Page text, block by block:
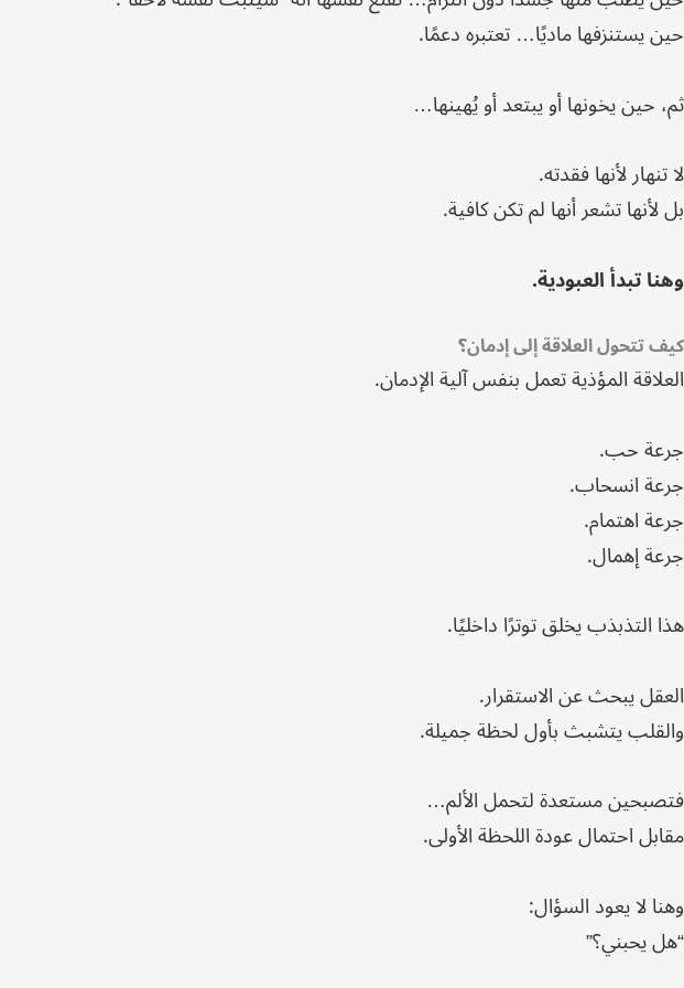
حين يستنزفها ماديًا… تعتبره دعمًا.
ثم، حين يخونها أو يبتعد أو يُهينها…
لا تنهار لأنها فقدته.
بل لأنها تشعر أنها لم تكن كافية.
وهنا تبدأ العبودية.
كيف تتحول العلاقة إلى إدمان؟
العلاقة المؤذية تعمل بنفس آلية الإدمان.
جرعة حب.
جرعة انسحاب.
جرعة اهتمام.
جرعة إهمال.
هذا التذبذب يخلق توترًا داخليًا.
العقل يبحث عن الاستقرار.
والقلب يتشبث بأول لحظة جميلة.
فتصبحين مستعدة لتحمل الألم…
مقابل احتمال عودة اللحظة الأولى.
وهنا لا يعود السؤال:
“هل يحبني؟”